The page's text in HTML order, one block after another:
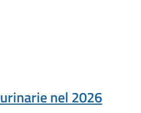
nel 2026